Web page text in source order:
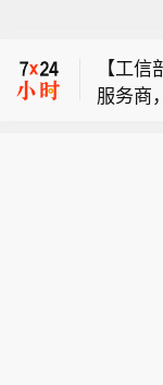
缓冲
未来
【工
服务商